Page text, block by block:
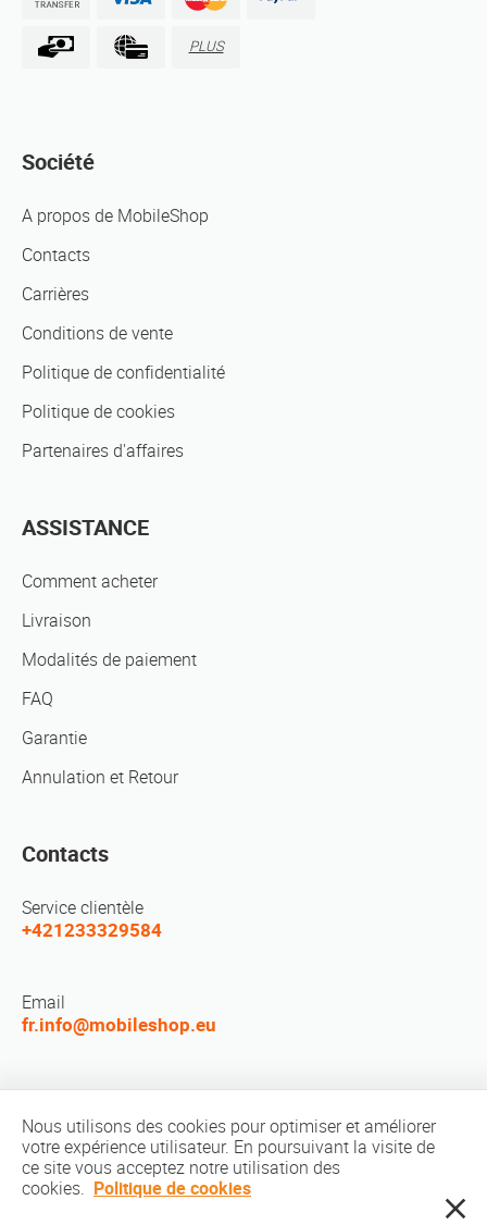
PLUS
Société
A propos de MobileShop
Contacts
Carrières
Conditions de vente
Politique de confidentialité
Politique de cookies
Partenaires d'affaires
ASSISTANCE
Comment acheter
Livraison
Modalités de paiement
FAQ
Garantie
Annulation et Retour
Contacts
Service clientèle
+421233329584
Email
fr.info@mobileshop.eu
Nous utilisons des cookies pour optimiser et améliorer
votre expérience utilisateur. En poursuivant la visite de
ce site vous acceptez notre utilisation des
cookies. Politique de cookies